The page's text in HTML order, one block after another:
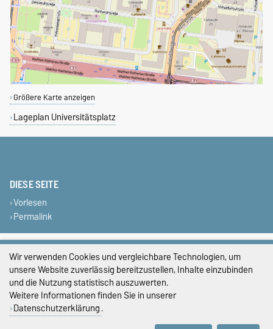
Größere Karte anzeigen
Lageplan Universitätsplatz
DIESE SEITE
Vorlesen
Permalink
Impressum
Datenschutz
Barrierefreiheit
Cookie-Einstellungen
Wir verwenden Cookies und vergleichbare Technologien, um
unsere Website zuverlässig bereitzustellen, Inhalte einzubinden
und die Nutzung statistisch auszuwerten.
Weitere Informationen finden Sie in unserer
Datenschutzerklärung.